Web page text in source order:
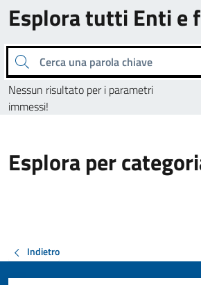
Esplora tutti Enti e
Cerca una parola chiave
Nessun risultato per i parametri
immessi!
Esplora per
Indietro